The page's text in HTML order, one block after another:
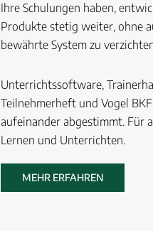
Ihre Schulungen haben,
Produkte stetig weiter, ohne
bewährte System zu
Unterrichtssoftware,
Teilnehmerheft und Vogel
aufeinander abgestimmt. Für
Lernen und Unterrichten.
MEHR ERFAHREN